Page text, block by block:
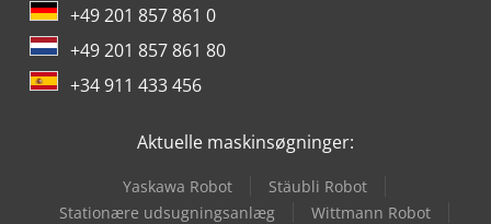
+49 201 857 861 0
+49 201 857 861 80
+34 911 433 456
Aktuelle maskinsøgninger:
Yaskawa Robot
Stäubli Robot
Stationære udsugningsanlæg
Wittmann Robot